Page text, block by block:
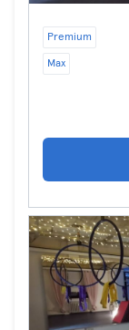
Premium
Max